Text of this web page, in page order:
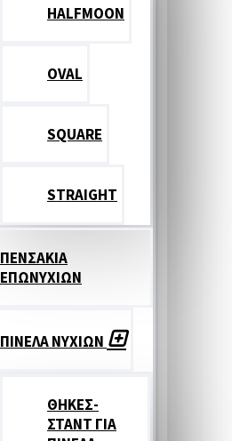
HALFMOON
OVAL
SQUARE
STRAIGHT
ΠΕΝΣΑΚΙΑ
ΕΠΩΝΥΧΙΩΝ
ΠΙΝΕΛΑ ΝΥΧΙΩΝ
ΘΗΚΕΣ-
ΣΤΑΝΤ ΓΙΑ